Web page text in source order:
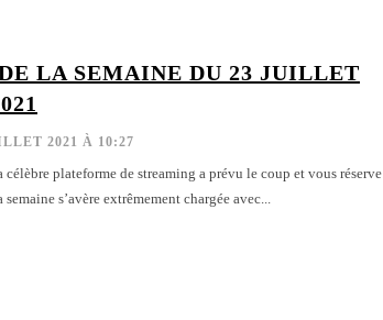
LA SEMAINE DU 23 JUILLET
2021 À 10:27
plateforme de streaming a prévu le coup et vous réserve
s’avère extrêmement chargée avec...